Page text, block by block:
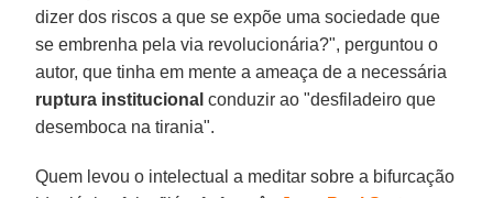
dizer dos riscos a que se expõe uma sociedade que
se embrenha pela via revolucionária?", perguntou o
autor, que tinha em mente a ameaça de a necessária
ruptura institucional conduzir ao "desfiladeiro que
desemboca na tirania".
Quem levou o intelectual a meditar sobre a bifurcação